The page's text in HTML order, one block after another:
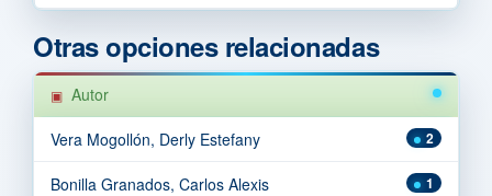
Otras opciones relacionadas
Autor
2
Vera Mogollón, Derly Estefany
1
Bonilla Granados, Carlos Alexis